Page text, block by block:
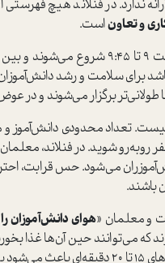
ندارد. در فنلاند هیچ فهرستی
و تعاوناست.
برای سلامت و رشد
برگزار می‌شوند و در
تعداد محدودی دانش‌آموز
روبه‌رو شوید. در فنلاند،
می‌شود. حس قرابت،
باشند.
و معلمان «هوای دانش‌آموزان
می‌توانند حین آن‌ها غذا
کنند.